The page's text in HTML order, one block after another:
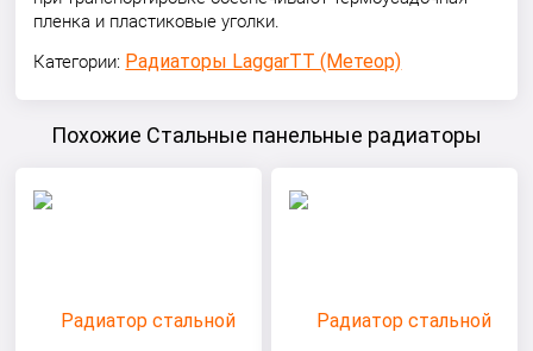
пленка и пластиковые уголки.
Категории: Радиаторы LaggarTT (Метеор)
Похожие Стальные панельные радиаторы